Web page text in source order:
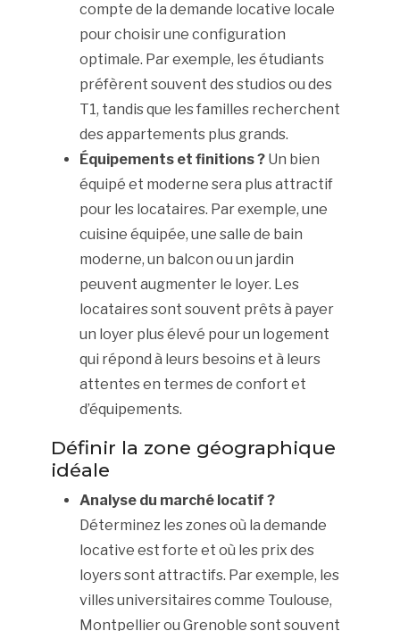
compte de la demande locative locale
pour choisir une configuration
optimale. Par exemple, les étudiants
préfèrent souvent des studios ou des
T1, tandis que les familles recherchent
des appartements plus grands.
Équipements et finitions ? Un bien
équipé et moderne sera plus attractif
pour les locataires. Par exemple, une
cuisine équipée, une salle de bain
moderne, un balcon ou un jardin
peuvent augmenter le loyer. Les
locataires sont souvent prêts à payer
un loyer plus élevé pour un logement
qui répond à leurs besoins et à leurs
attentes en termes de confort et
d’équipements.
Définir la zone géographique
idéale
Analyse du marché locatif ?
Déterminez les zones où la demande
locative est forte et où les prix des
loyers sont attractifs. Par exemple, les
villes universitaires comme Toulouse,
Montpellier ou Grenoble sont souvent